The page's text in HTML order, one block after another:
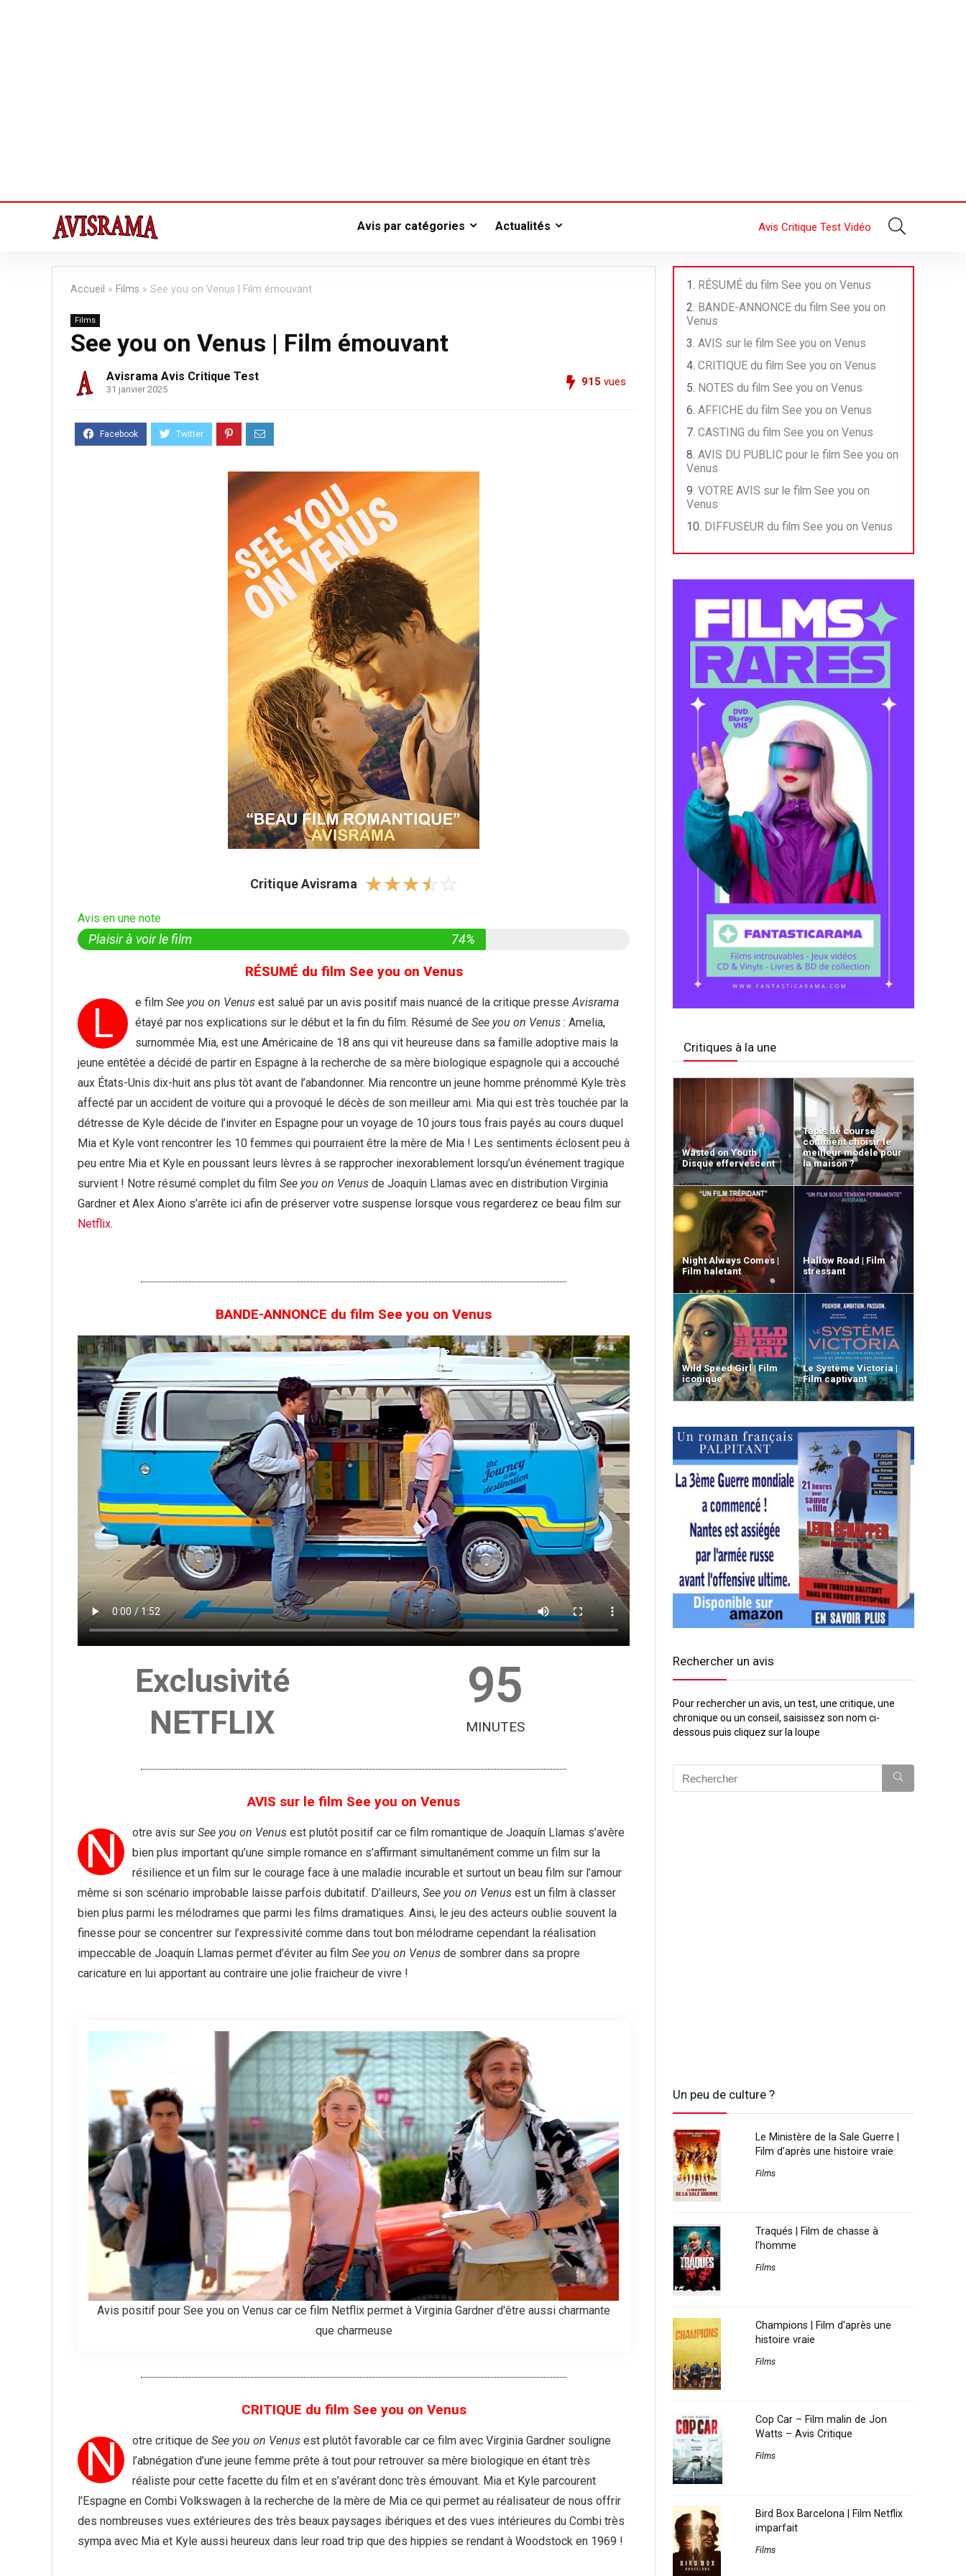
Avis par catégories Actualités Avis Critique Test Vidéo
Accueil » Films » See you on Venus | Film émouvant
Films
See you on Venus | Film émouvant
Avisrama Avis Critique Test
31 janvier 2025
915 vues
Critique Avisrama ☆☆☆☆☆
Avis en une note
Plaisir à voir le film 74%
RÉSUMÉ du film See you on Venus
L e film See you on Venus est salué par un avis positif mais nuancé de la critique presseAvisrama
étayé par nos explications sur le début et la fin du film. Résumé de See you on Venus : Amelia,
surnommée Mia, est une Américaine de 18 ans qui vit heureuse dans sa famille adoptive mais la
jeune entêtée a décidé de partir en Espagne à la recherche de sa mère biologique espagnole qui a accouché
aux États-Unis dix-huit ans plus tôt avant de l’abandonner. Mia rencontre un jeune homme prénommé Kyle très
affecté par un accident de voiture qui a provoqué le décès de son meilleur ami. Mia qui est très touchée par la
détresse de Kyle décide de l’inviter en Espagne pour un voyage de 10 jours tous frais payés au cours duquel
Mia et Kyle vont rencontrer les 10 femmes qui pourraient être la mère de Mia ! Les sentiments éclosent peu à
peu entre Mia et Kyle en poussant leurs lèvres à se rapprocher inexorablement lorsqu’un événement tragique
survient ! Notre résumé complet du film See you on Venus de Joaquín Llamas avec en distribution Virginia
Gardner et Alex Aiono s’arrête ici afin de préserver votre suspense lorsque vous regarderez ce beau film sur
Netflix.
BANDE-ANNONCE du film See you on Venus
Exclusivité
NETFLIX
95
MINUTES
AVIS sur le film See you on Venus
N otre avis sur See you on Venus est plutôt positif car ce film romantique de Joaquín Llamas s’avère
bien plus important qu’une simple romance en s’affirmant simultanément comme un film sur la
résilience et un film sur le courage face à une maladie incurable et surtout un beau film sur l’amour
même si son scénario improbable laisse parfois dubitatif. D’ailleurs, See you on Venus est un film à classer
bien plus parmi les mélodrames que parmi les films dramatiques. Ainsi, le jeu des acteurs oublie souvent la
finesse pour se concentrer sur l’expressivité comme dans tout bon mélodrame cependant la réalisation
impeccable de Joaquín Llamas permet d’éviter au film See you on Venus de sombrer dans sa propre
caricature en lui apportant au contraire une jolie fraicheur de vivre !
Avis positif pour See you on Venus car ce film Netflix permet à Virginia Gardner d'être aussi charmante
que charmeuse
CRITIQUE du film See you on Venus
N otre critique de See you on Venus est plutôt favorable car ce film avec Virginia Gardner souligne
l’abnégation d’une jeune femme prête à tout pour retrouver sa mère biologique en étant très
réaliste pour cette facette du film et en s’avérant donc très émouvant. Mia et Kyle parcourent
l’Espagne en Combi Volkswagen à la recherche de la mère de Mia ce qui permet au réalisateur de nous offrir
des nombreuses vues extérieures des très beaux paysages ibériques et des vues intérieures du Combi très
sympa avec Mia et Kyle aussi heureux dans leur road trip que des hippies se rendant à Woodstock en 1969 !
RÉSUMÉ du film See you on Venus
BANDE-ANNONCE du film See you on
Venus
AVIS sur le film See you on Venus
CRITIQUE du film See you on Venus
NOTES du film See you on Venus
AFFICHE du film See you on Venus
CASTING du film See you on Venus
AVIS DU PUBLIC pour le film See you on
Venus
VOTRE AVIS sur le film See you on
Venus
DIFFUSEUR du film See you on Venus
Critiques à la une
Wasted on Youth |
Disque effervescent
Tapis de course :
comment choisir le
meilleur modèle pour
la maison ?
Night Always Comes |
Film haletant
Hallow Road | Film
stressant
Wild Speed Girl | Film
iconique
Le Système Victoria |
Film captivant
Rechercher un avis
Pour rechercher un avis, un test, une critique, une
chronique ou un conseil, saisissez son nom ci-
dessous puis cliquez sur la loupe
Un peu de culture ?
Le Ministère de la Sale Guerre |
Film d’après une histoire vraie
Films
Traqués | Film de chasse à
l’homme
Films
Champions | Film d’après une
histoire vraie
Films
Cop Car – Film malin de Jon
Watts – Avis Critique
Films
Bird Box Barcelona | Film Netflix
imparfait
Films